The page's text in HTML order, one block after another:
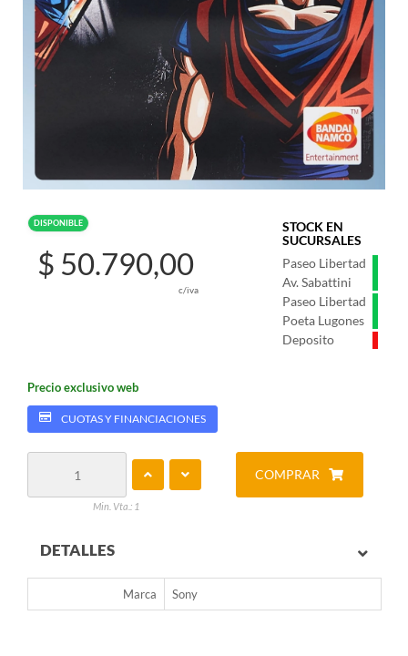
DISPONIBLE
STOCK EN
SUCURSALES
Paseo Libertad
Av. Sabattini
Paseo Libertad
Poeta Lugones
Deposito
$ 50.790,00
c/iva
Precio exclusivo web
CUOTAS Y FINANCIACIONES
Min. Vta.: 1
COMPRAR
DETALLES
Marca Sony